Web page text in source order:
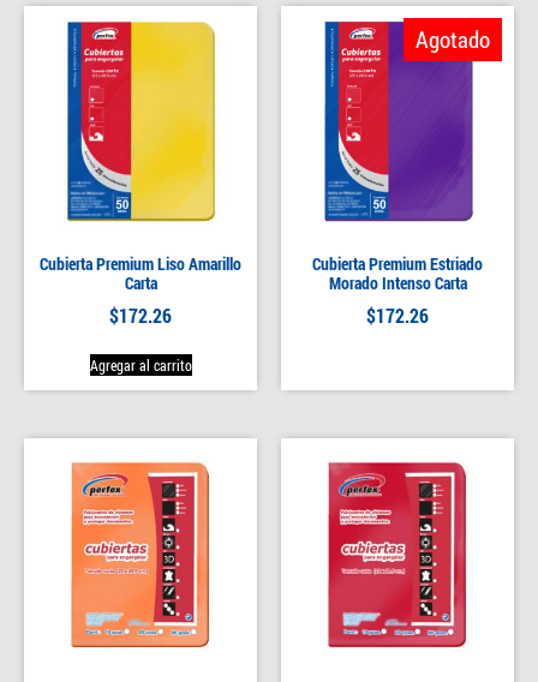
Cubierta Premium Liso Amarillo
Carta
$172.26
Agregar al carrito
Cubierta Premium Estriado
Morado Intenso Carta
$172.26
Agotado